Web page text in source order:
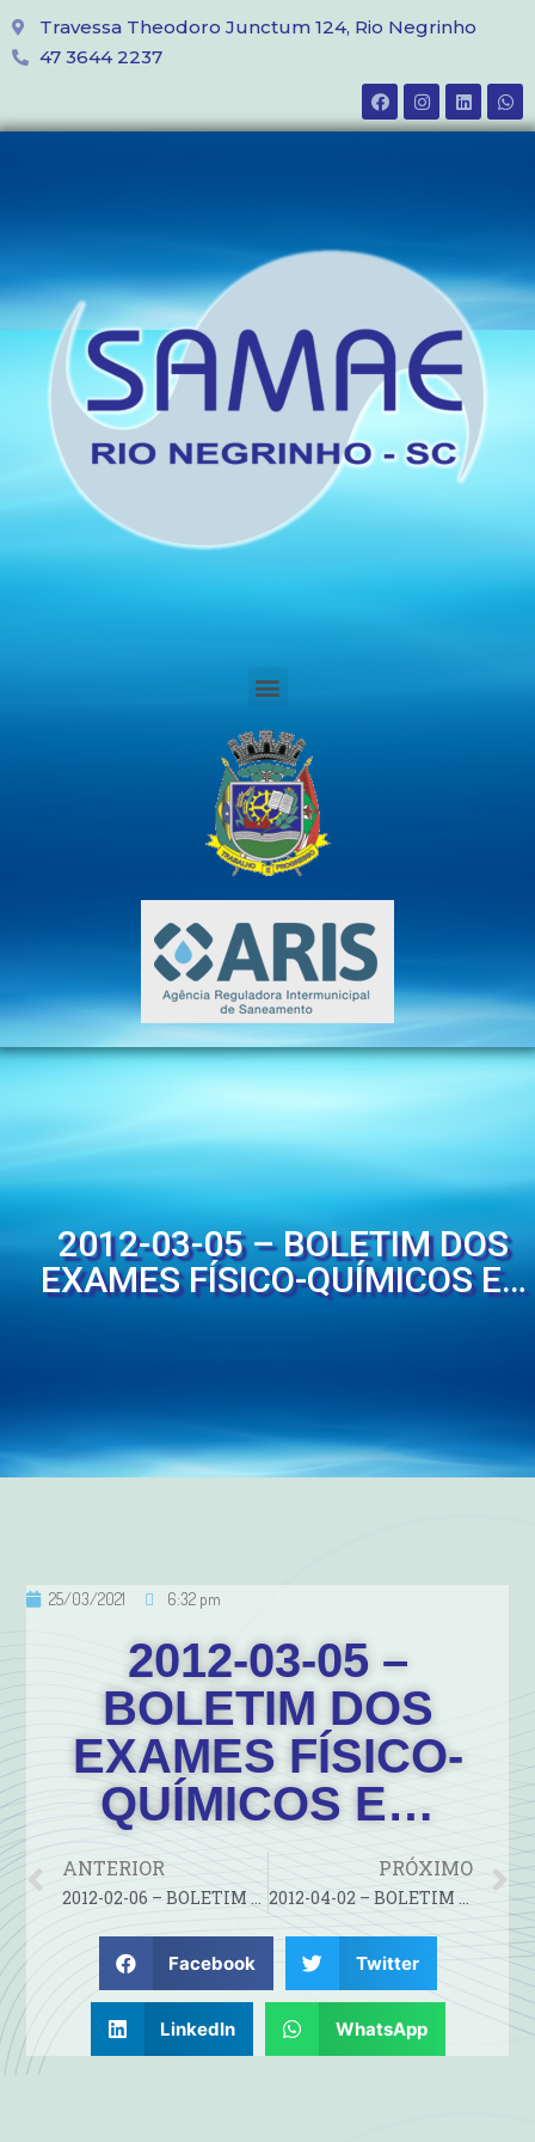
Travessa Theodoro Junctum 124, Rio Negrinho
47 3644 2237
2012-03-05 – BOLETIM DOS
EXAMES FÍSICO-QUÍMICOS E…
25/03/2021 6:32 pm
2012-03-05 –
BOLETIM DOS
EXAMES FÍSICO-
QUÍMICOS E…
ANTERIOR
2012-02-06 – BOLETIM DOS EXAMES FÍSICO-QUÍMICOS E…
PRÓXIMO
2012-04-02 – BOLETIM DOS EXAMES FÍSICO-QUÍMICOS E…
Facebook Twitter
LinkedIn WhatsApp